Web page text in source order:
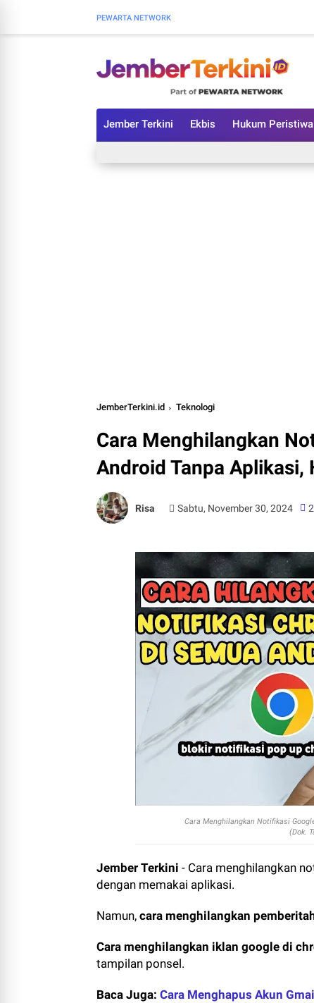
PEWARTA NETWORK
Jember Terkini Ekbis Hukum Peristiwa
JemberTerkini.id Teknologi
Cara Menghilangkan
Android Tanpa Aplikasi,
Risa Sabtu, November 30, 2024
Cara Menghilangkan Notifikasi
(Dok.
Jember Terkini - Cara menghilangkan
dengan memakai aplikasi.
Namun, cara menghilangkan
Cara menghilangkan iklan google di
tampilan ponsel.
Baca Juga: Cara Menghapus Akun